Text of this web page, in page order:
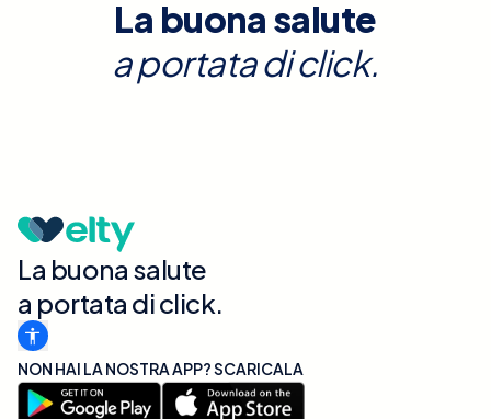
La buona salute
a portata di click.
La buona salute
a portata di click.
NON HAI LA NOSTRA APP? SCARICALA